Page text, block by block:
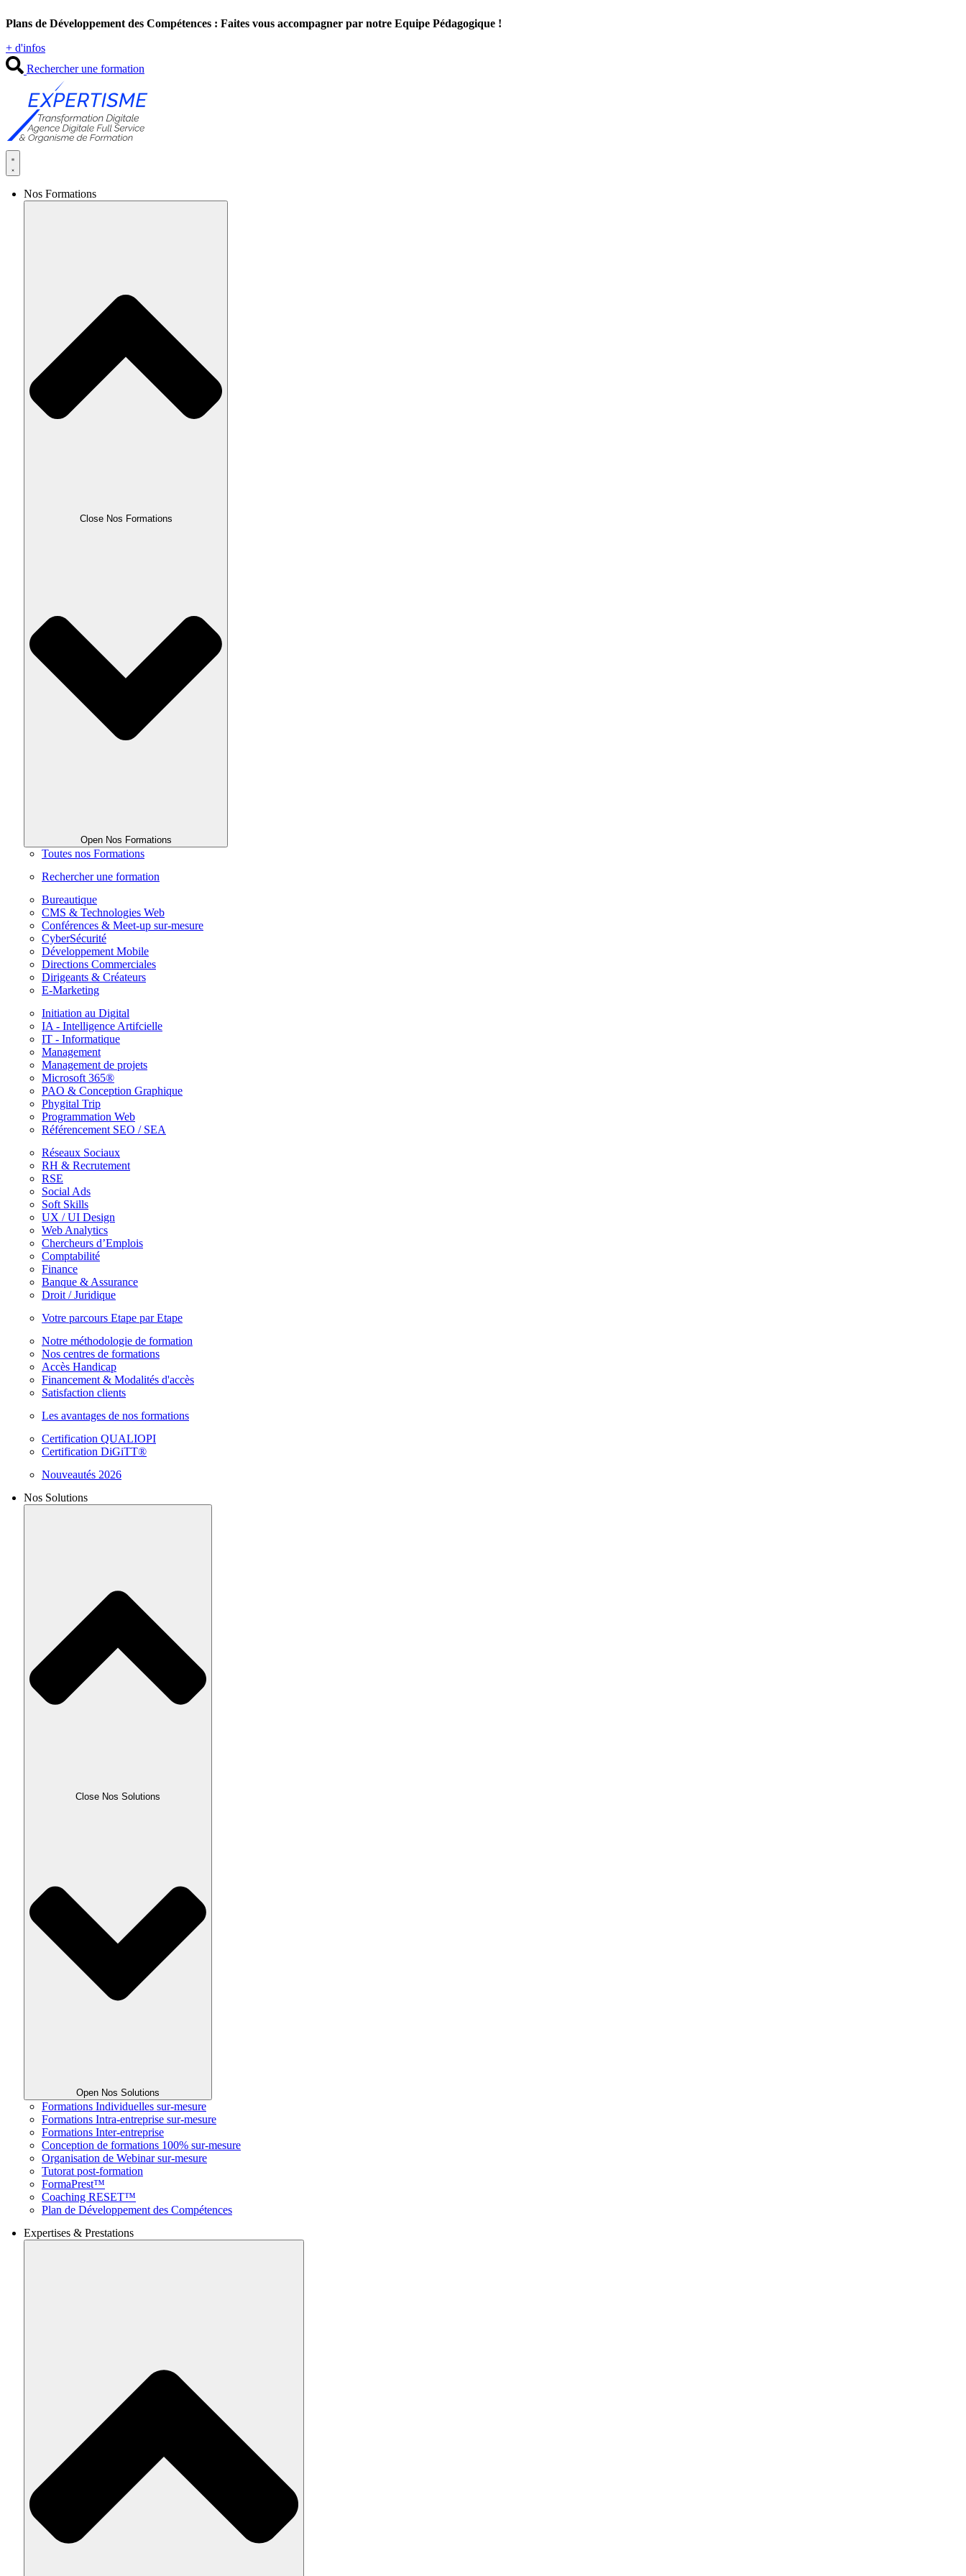
au
Plans de Développement des Compétences : Faites vous accompagner par notre Equipe Pédagogique !
+ d'infos
Rechercher une formation
Nos Formations
Close Nos Formations
Open Nos Formations
Toutes nos Formations
Rechercher une formation
Bureautique
CMS & Technologies Web
Conférences & Meet-up sur-mesure
CyberSécurité
Développement Mobile
Directions Commerciales
Dirigeants & Créateurs
E-Marketing
Initiation au Digital
IA - Intelligence Artifcielle
IT - Informatique
Management
Management de projets
Microsoft 365®
PAO & Conception Graphique
Phygital Trip
Programmation Web
Référencement SEO / SEA
Réseaux Sociaux
RH & Recrutement
RSE
Social Ads
Soft Skills
UX / UI Design
Web Analytics
Chercheurs d’Emplois
Comptabilité
Finance
Banque & Assurance
Droit / Juridique
Votre parcours Etape par Etape
Notre méthodologie de formation
Nos centres de formations
Accès Handicap
Financement & Modalités d'accès
Satisfaction clients
Les avantages de nos formations
Certification QUALIOPI
Certification DiGiTT®
Nouveautés 2026
Nos Solutions
Close Nos Solutions
Open Nos Solutions
Formations Individuelles sur-mesure
Formations Intra-entreprise sur-mesure
Formations Inter-entreprise
Conception de formations 100% sur-mesure
Organisation de Webinar sur-mesure
Tutorat post-formation
FormaPrest™
Coaching RESET™
Plan de Développement des Compétences
Expertises & Prestations